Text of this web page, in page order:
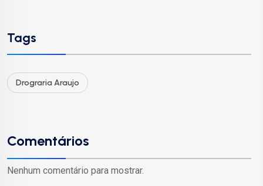
Tags
Drograria Araujo
Comentários
Nenhum comentário para mostrar.